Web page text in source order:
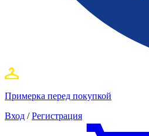
Примерка перед покупкой
Вход / Регистрация